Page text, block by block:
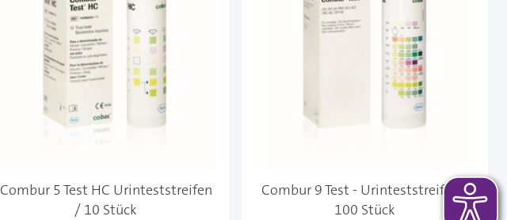
Combur 5 Test HC Urinteststreifen
/ 10 Stück
Combur 9 Test - Urinteststreifen /
100 Stück